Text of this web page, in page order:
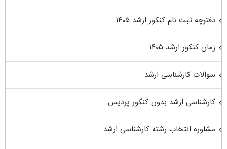
دفترچه ثبت نام کنکور ارشد ۱۴۰۵
زمان کنکور ارشد ۱۴۰۵
سوالات کارشناسی ارشد
کارشناسی ارشد بدون کنکور پردیس
مشاوره انتخاب رشته کارشناسی ارشد